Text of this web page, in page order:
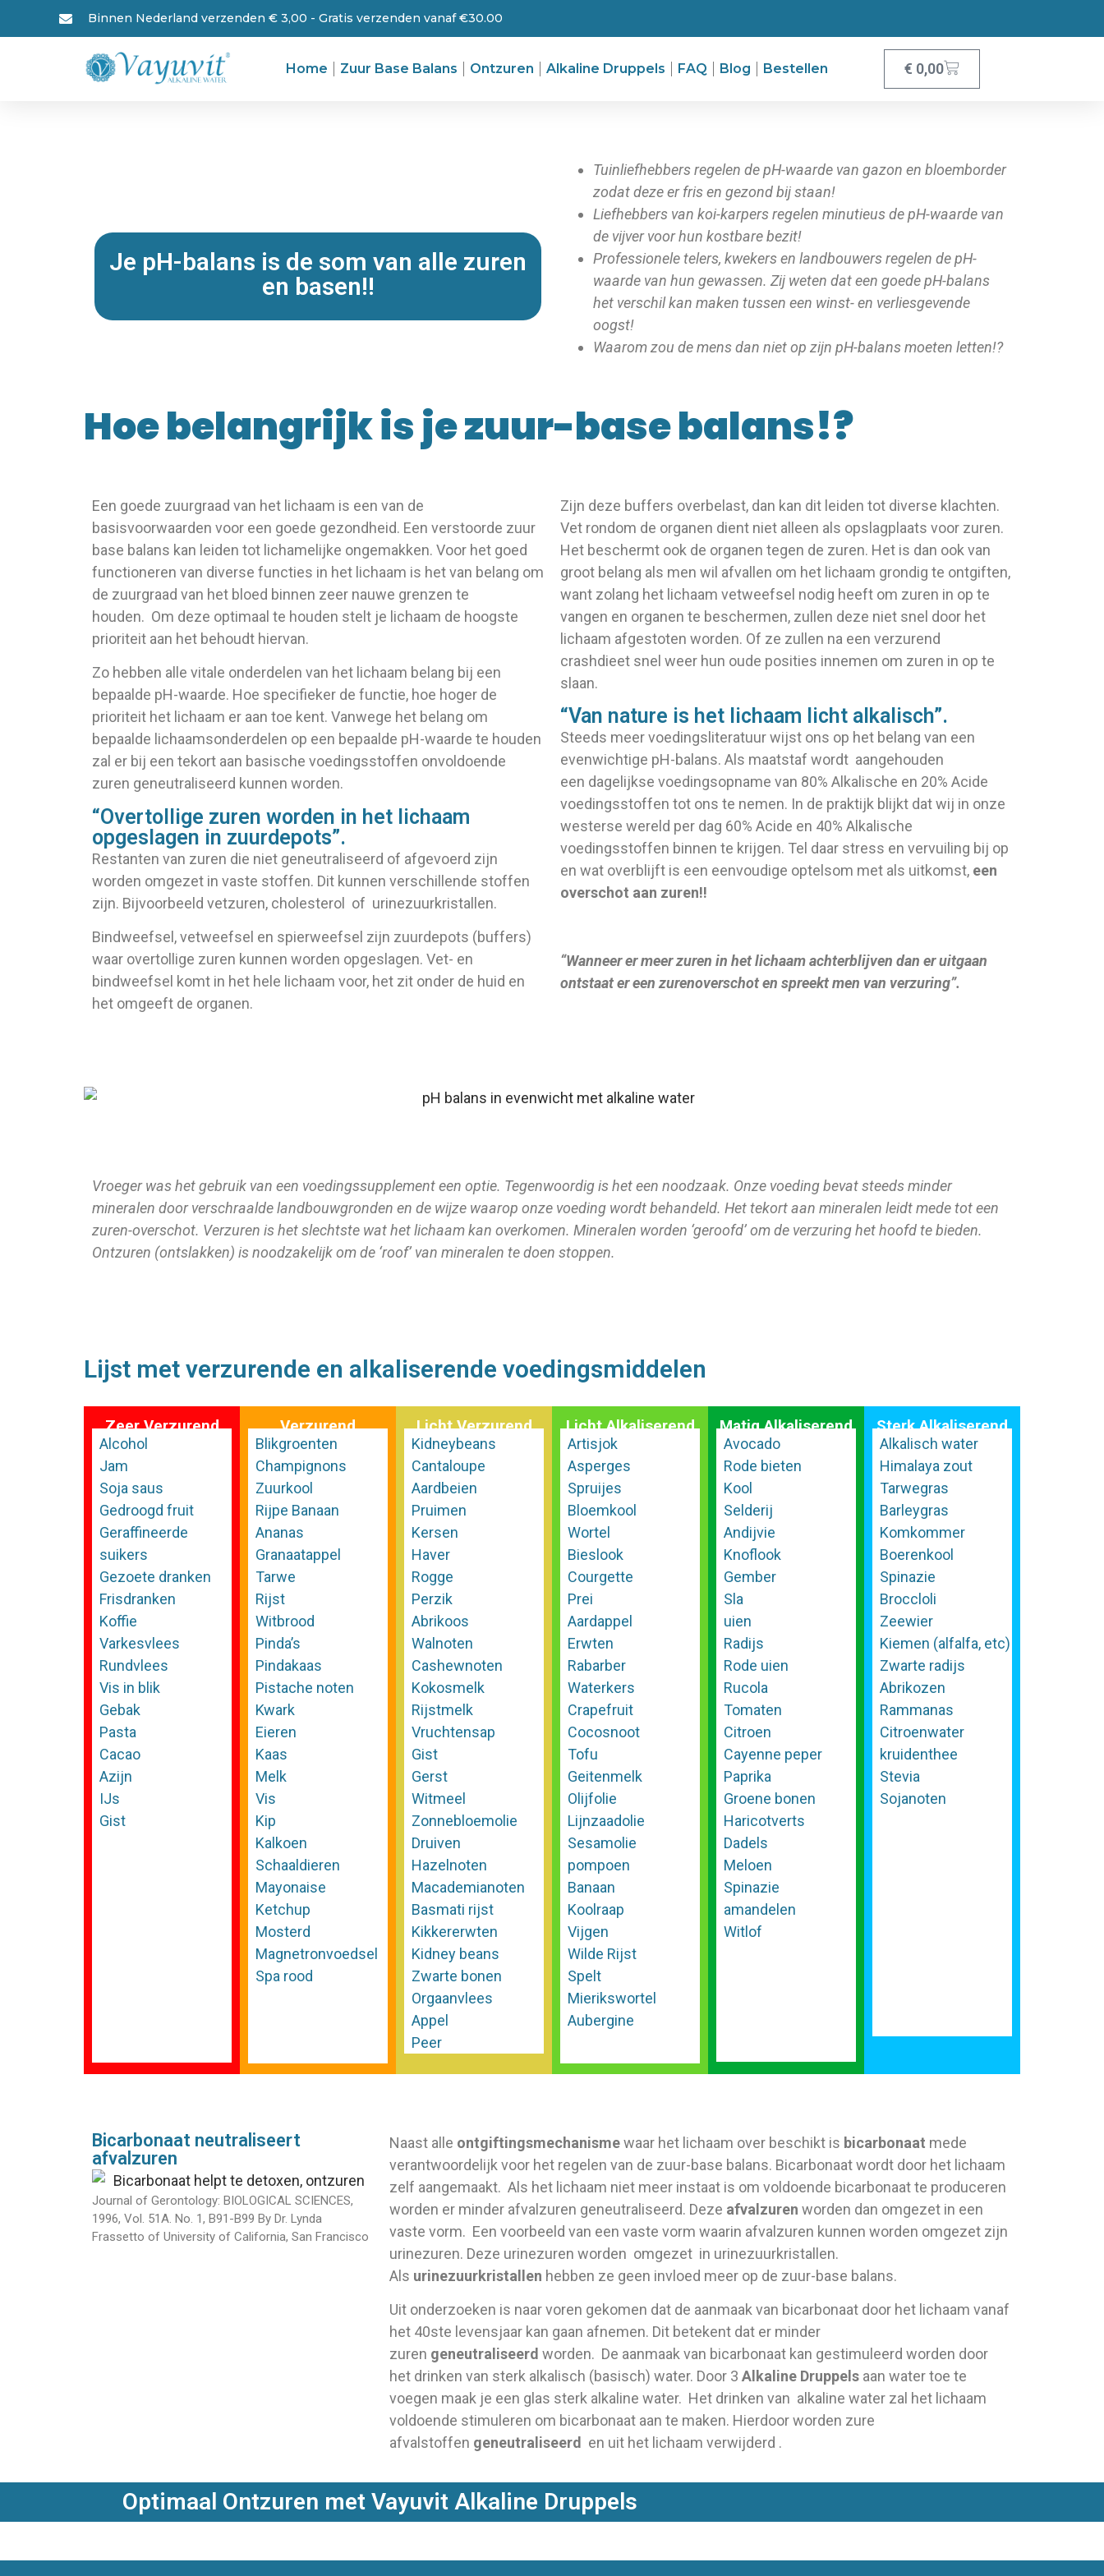
Binnen Nederland verzenden € 3,00 - Gratis verzenden vanaf €30.00
Home Zuur Base Balans Ontzuren Alkaline Druppels FAQ Blog Bestellen € 0,00
Je pH-balans is de som van alle zuren
en basen!!
Tuinliefhebbers regelen de pH-waarde van gazon en bloemborder
zodat deze er fris en gezond bij staan!
Liefhebbers van koi-karpers regelen minutieus de pH-waarde van
de vijver voor hun kostbare bezit!
Professionele telers, kwekers en landbouwers regelen de pH-
waarde van hun gewassen. Zij weten dat een goede pH-balans
het verschil kan maken tussen een winst- en verliesgevende
oogst!
Waarom zou de mens dan niet op zijn pH-balans moeten letten!?
Hoe belangrijk is je zuur-base balans!?
Een goede zuurgraad van het lichaam is een van de
basisvoorwaarden voor een goede gezondheid. Een verstoorde zuur
base balans kan leiden tot lichamelijke ongemakken. Voor het goed
functioneren van diverse functies in het lichaam is het van belang om
de zuurgraad van het bloed binnen zeer nauwe grenzen te
houden. Om deze optimaal te houden stelt je lichaam de hoogste
prioriteit aan het behoudt hiervan.
Zo hebben alle vitale onderdelen van het lichaam belang bij een
bepaalde pH-waarde. Hoe specifieker de functie, hoe hoger de
prioriteit het lichaam er aan toe kent. Vanwege het belang om
bepaalde lichaamsonderdelen op een bepaalde pH-waarde te houden
zal er bij een tekort aan basische voedingsstoffen onvoldoende
zuren geneutraliseerd kunnen worden.
“Overtollige zuren worden in het lichaam
opgeslagen in zuurdepots”.
Restanten van zuren die niet geneutraliseerd of afgevoerd zijn
worden omgezet in vaste stoffen. Dit kunnen verschillende stoffen
zijn. Bijvoorbeeld vetzuren, cholesterol of urinezuurkristallen.
Bindweefsel, vetweefsel en spierweefsel zijn zuurdepots (buffers)
waar overtollige zuren kunnen worden opgeslagen. Vet- en
bindweefsel komt in het hele lichaam voor, het zit onder de huid en
het omgeeft de organen.
Zijn deze buffers overbelast, dan kan dit leiden tot diverse klachten.
Vet rondom de organen dient niet alleen als opslagplaats voor zuren.
Het beschermt ook de organen tegen de zuren. Het is dan ook van
groot belang als men wil afvallen om het lichaam grondig te ontgiften,
want zolang het lichaam vetweefsel nodig heeft om zuren in op te
vangen en organen te beschermen, zullen deze niet snel door het
lichaam afgestoten worden. Of ze zullen na een verzurend
crashdieet snel weer hun oude posities innemen om zuren in op te
slaan.
“Van nature is het lichaam licht alkalisch”.
Steeds meer voedingsliteratuur wijst ons op het belang van een
evenwichtige pH-balans. Als maatstaf wordt aangehouden
een dagelijkse voedingsopname van 80% Alkalische en 20% Acide
voedingsstoffen tot ons te nemen. In de praktijk blijkt dat wij in onze
westerse wereld per dag 60% Acide en 40% Alkalische
voedingsstoffen binnen te krijgen. Tel daar stress en vervuiling bij op
en wat overblijft is een eenvoudige optelsom met als uitkomst, een
overschot aan zuren!!
“Wanneer er meer zuren in het lichaam achterblijven dan er uitgaan
ontstaat er een zurenoverschot en spreekt men van verzuring”.
Vroeger was het gebruik van een voedingssupplement een optie. Tegenwoordig is het een noodzaak. Onze voeding bevat steeds minder
mineralen door verschraalde landbouwgronden en de wijze waarop onze voeding wordt behandeld. Het tekort aan mineralen leidt mede tot een
zuren-overschot. Verzuren is het slechtste wat het lichaam kan overkomen. Mineralen worden ‘geroofd’ om de verzuring het hoofd te bieden.
Ontzuren (ontslakken) is noodzakelijk om de ‘roof’ van mineralen te doen stoppen.
Lijst met verzurende en alkaliserende voedingsmiddelen
Zeer Verzurend
Alcohol
Jam
Soja saus
Gedroogd fruit
Geraffineerde
suikers
Gezoete dranken
Frisdranken
Koffie
Varkesvlees
Rundvlees
Vis in blik
Gebak
Pasta
Cacao
Azijn
IJs
Gist
Verzurend
Blikgroenten
Champignons
Zuurkool
Rijpe Banaan
Ananas
Granaatappel
Tarwe
Rijst
Witbrood
Pinda’s
Pindakaas
Pistache noten
Kwark
Eieren
Kaas
Melk
Vis
Kip
Kalkoen
Schaaldieren
Mayonaise
Ketchup
Mosterd
Magnetronvoedsel
Spa rood
Licht Verzurend
Kidneybeans
Cantaloupe
Aardbeien
Pruimen
Kersen
Haver
Rogge
Perzik
Abrikoos
Walnoten
Cashewnoten
Kokosmelk
Rijstmelk
Vruchtensap
Gist
Gerst
Witmeel
Zonnebloemolie
Druiven
Hazelnoten
Macademianoten
Basmati rijst
Kikkererwten
Kidney beans
Zwarte bonen
Orgaanvlees
Appel
Peer
Licht Alkaliserend
Artisjok
Asperges
Spruijes
Bloemkool
Wortel
Bieslook
Courgette
Prei
Aardappel
Erwten
Rabarber
Waterkers
Crapefruit
Cocosnoot
Tofu
Geitenmelk
Olijfolie
Lijnzaadolie
Sesamolie
pompoen
Banaan
Koolraap
Vijgen
Wilde Rijst
Spelt
Mierikswortel
Aubergine
Matig Alkaliserend
Avocado
Rode bieten
Kool
Selderij
Andijvie
Knoflook
Gember
Sla
uien
Radijs
Rode uien
Rucola
Tomaten
Citroen
Cayenne peper
Paprika
Groene bonen
Haricotverts
Dadels
Meloen
Spinazie
amandelen
Witlof
Sterk Alkaliserend
Alkalisch water
Himalaya zout
Tarwegras
Barleygras
Komkommer
Boerenkool
Spinazie
Broccloli
Zeewier
Kiemen (alfalfa, etc)
Zwarte radijs
Abrikozen
Rammanas
Citroenwater
kruidenthee
Stevia
Sojanoten
Bicarbonaat neutraliseert
afvalzuren
Journal of Gerontology: BIOLOGICAL SCIENCES,
1996, Vol. 51A. No. 1, B91-B99 By Dr. Lynda
Frassetto of University of California, San Francisco
Naast alle ontgiftingsmechanismewaar het lichaam over beschikt is bicarbonaat mede
verantwoordelijk voor het regelen van de zuur-base balans. Bicarbonaat wordt door het lichaam
zelf aangemaakt. Als het lichaam niet meer instaat is om voldoende bicarbonaat te produceren
worden er minder afvalzuren geneutraliseerd. Deze afvalzuren worden dan omgezet in een
vaste vorm. Een voorbeeld van een vaste vorm waarin afvalzuren kunnen worden omgezet zijn
urinezuren. Deze urinezuren worden omgezet in urinezuurkristallen.
Als urinezuurkristallen hebben ze geen invloed meer op de zuur-base balans.
Uit onderzoeken is naar voren gekomen dat de aanmaak van bicarbonaat door het lichaam vanaf
het 40ste levensjaar kan gaan afnemen. Dit betekent dat er minder
zuren geneutraliseerd worden. De aanmaak van bicarbonaat kan gestimuleerd worden door
het drinken van sterk alkalisch (basisch) water. Door 3 Alkaline Druppelsaan water toe te
voegen maak je een glas sterk alkaline water. Het drinken van alkaline water zal het lichaam
voldoende stimuleren om bicarbonaat aan te maken. Hierdoor worden zure
afvalstoffen geneutraliseerd en uit het lichaam verwijderd .
Optimaal Ontzuren met Vayuvit Alkaline Druppels